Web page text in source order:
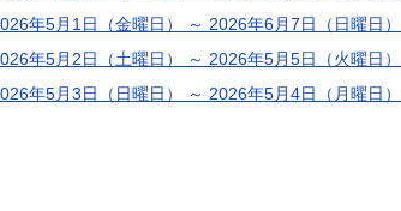
年5月1日（金曜日） ～ 2026年6月7日（日曜日
年5月2日（土曜日） ～ 2026年5月5日（火曜日
年5月3日（日曜日） ～ 2026年5月4日（月曜日